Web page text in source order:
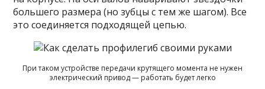
большего размера (но зубцы с тем же шагом). Все
это соединяется подходящей цепью.
При таком устройстве передачи крутящего момента не нужен
электрический привод — работать будет легко